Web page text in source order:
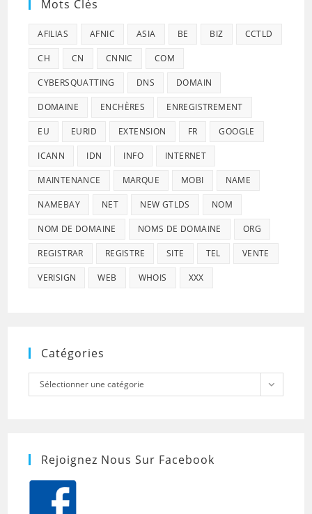
Mots Clés
AFILIAS AFNIC ASIA BE BIZ CCTLD
CH CN CNNIC COM
CYBERSQUATTING DNS DOMAIN
DOMAINE ENCHÈRES ENREGISTREMENT
EU EURID EXTENSION FR GOOGLE
ICANN IDN INFO INTERNET
MAINTENANCE MARQUE MOBI NAME
NAMEBAY NET NEW GTLDS NOM
NOM DE DOMAINE NOMS DE DOMAINE ORG
REGISTRAR REGISTRE SITE TEL VENTE
VERISIGN WEB WHOIS XXX
Catégories
Catégories
Sélectionner une catégorie
Rejoignez Nous Sur Facebook